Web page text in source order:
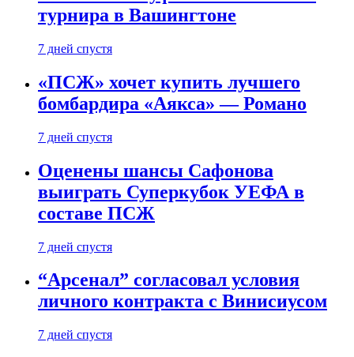
турнира в Вашингтоне
7 дней спустя
«ПСЖ» хочет купить лучшего
бомбардира «Аякса» — Романо
7 дней спустя
Оценены шансы Сафонова
выиграть Суперкубок УЕФА в
составе ПСЖ
7 дней спустя
“Арсенал” согласовал условия
личного контракта с Винисиусом
7 дней спустя